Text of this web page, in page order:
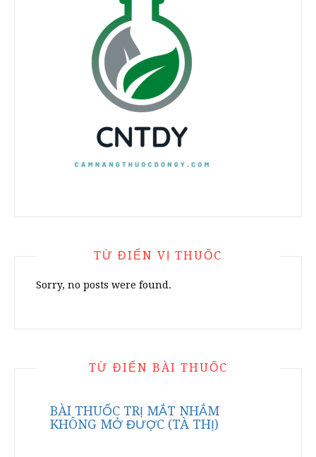
TỪ ĐIỂN VỊ THUỐC
Sorry, no posts were found.
TỪ ĐIỂN BÀI THUỐC
BÀI THUỐC TRỊ MẮT NHẮM
KHÔNG MỞ ĐƯỢC (TÀ THỊ)